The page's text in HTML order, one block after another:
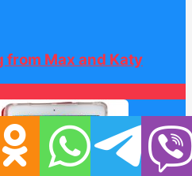
from Max and Katy